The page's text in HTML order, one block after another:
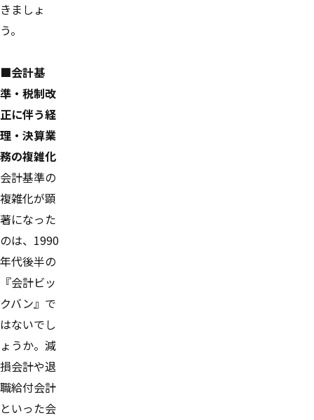
きましょ
う。
■会計基
準・税制改
正に伴う経
理・決算業
務の複雑化
会計基準の
複雑化が顕
著になった
のは、1990
年代後半の
『会計ビッ
クバン』で
はないでし
ょうか。減
損会計や退
職給付会計
といった会